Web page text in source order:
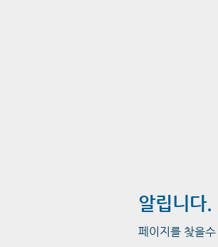
알립니다.
페이지를 찾을